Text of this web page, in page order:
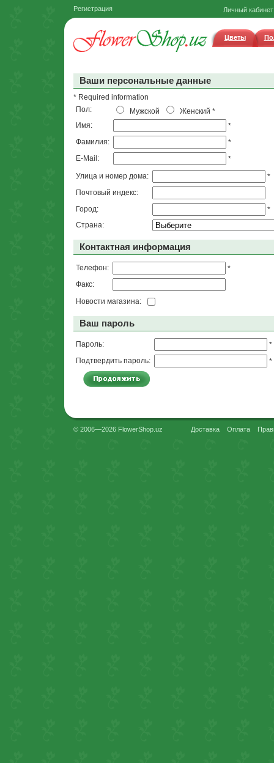
Регистрация Личный кабинет
Цветы
Ваши персональные данные
* Required information
Пол:
Мужской Женский *
Имя:
*
Фамилия:
*
E-Mail:
*
Улица и номер дома:
*
Почтовый индекс:
Город:
*
Страна:
Контактная информация
Телефон:
*
Факс:
Новости магазина:
Ваш пароль
Пароль:
*
Подтвердить пароль:
*
© 2006—2026 FlowerShop.uz Доставка Оплата